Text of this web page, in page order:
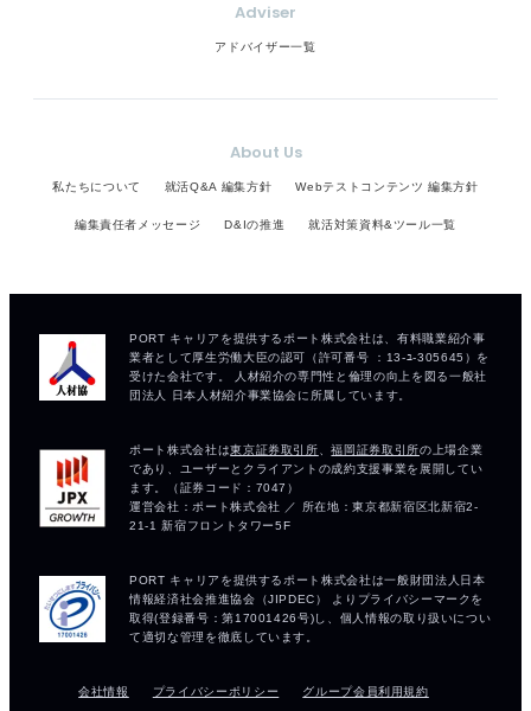
Adviser
アドバイザー一覧
About Us
私たちについて 就活Q&A 編集方針 Webテストコンテンツ 編集方針
編集責任者メッセージ D&Iの推進 就活対策資料&ツール一覧
会社情報 プライバシーポリシー グループ会員利用規約